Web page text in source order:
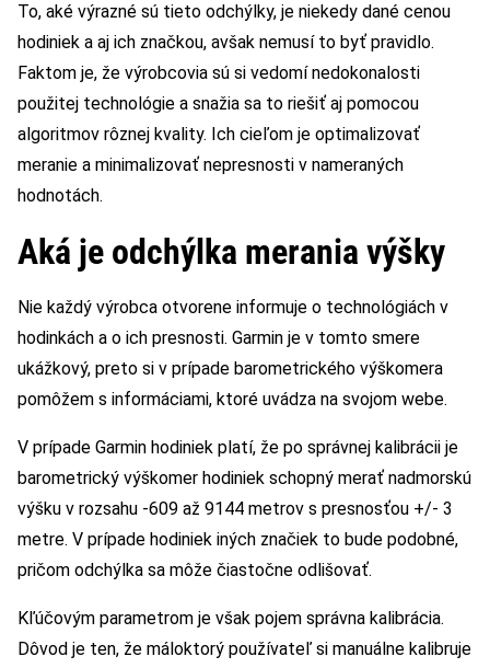
To, aké výrazné sú tieto odchýlky, je niekedy dané cenou
hodiniek a aj ich značkou, avšak nemusí to byť pravidlo.
Faktom je, že výrobcovia sú si vedomí nedokonalosti
použitej technológie a snažia sa to riešiť aj pomocou
algoritmov rôznej kvality. Ich cieľom je optimalizovať
meranie a minimalizovať nepresnosti v nameraných
hodnotách.
Aká je odchýlka merania výšky
Nie každý výrobca otvorene informuje o technológiách v
hodinkách a o ich presnosti. Garmin je v tomto smere
ukážkový, preto si v prípade barometrického výškomera
pomôžem s informáciami, ktoré uvádza na svojom webe.
V prípade Garmin hodiniek platí, že po správnej kalibrácii je
barometrický výškomer hodiniek schopný merať nadmorskú
výšku v rozsahu -609 až 9144 metrov s presnosťou +/- 3
metre. V prípade hodiniek iných značiek to bude podobné,
pričom odchýlka sa môže čiastočne odlišovať.
Kľúčovým parametrom je však pojem správna kalibrácia.
Dôvod je ten, že máloktorý používateľ si manuálne kalibruje